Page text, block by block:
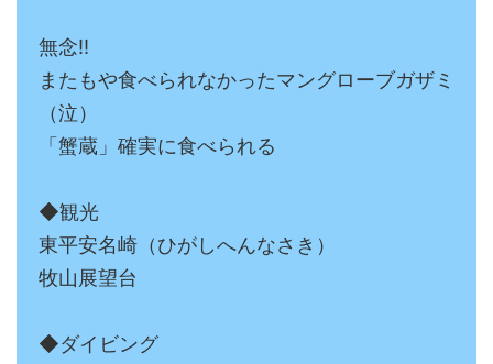
無念‼
またもや食べられなかったマングローブガザミ
（泣）
「蟹蔵」確実に食べられる
◆観光
東平安名崎（ひがしへんなさき）
牧山展望台
◆ダイビング